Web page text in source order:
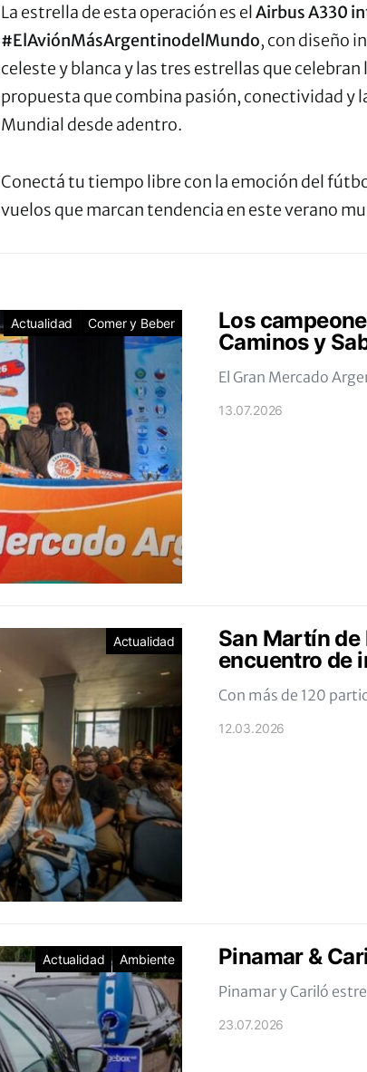
La estrella de esta operación es el Airbus A330
#ElAviónMásArgentinodelMundo, con diseño
celeste y blanca y las tres estrellas que
propuesta que combina pasión, conectividad y
Mundial desde adentro.
Conectá tu tiempo libre con la emoción del
vuelos que marcan tendencia en este verano
Actualidad Comer y Beber
Los
Caminos y
El Gran Mercado
13.07.2026
Actualidad
San Martín
encuentro de
Con más de 120
12.03.2026
Actualidad Ambiente Pinamar &
Pinamar y Cariló
23.07.2026